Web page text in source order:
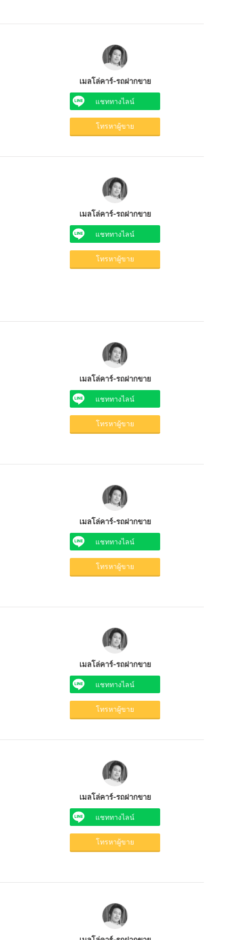
เมลโล่คาร์-รถฝากขาย
แชททางไลน์
โทรหาผู้ขาย
เมลโล่คาร์-รถฝากขาย
แชททางไลน์
โทรหาผู้ขาย
เมลโล่คาร์-รถฝากขาย
แชททางไลน์
โทรหาผู้ขาย
เมลโล่คาร์-รถฝากขาย
แชททางไลน์
โทรหาผู้ขาย
เมลโล่คาร์-รถฝากขาย
แชททางไลน์
โทรหาผู้ขาย
เมลโล่คาร์-รถฝากขาย
แชททางไลน์
โทรหาผู้ขาย